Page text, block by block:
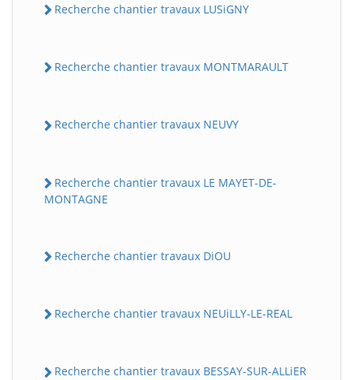
Recherche chantier travaux LUSiGNY
Recherche chantier travaux MONTMARAULT
Recherche chantier travaux NEUVY
Recherche chantier travaux LE MAYET-DE-
MONTAGNE
Recherche chantier travaux DiOU
Recherche chantier travaux NEUiLLY-LE-REAL
Recherche chantier travaux BESSAY-SUR-ALLiER